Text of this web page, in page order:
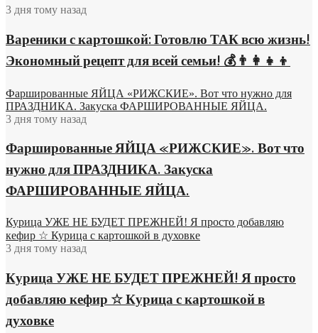
3 дня тому назад
Вареники с картошкой: Готовлю ТАК всю жизнь!
Экономный рецепт для всей семьи! 💰👨👩👧👦
Фаршированные ЯЙЦА «РИЖСКИЕ». Вот что нужно для
ПРАЗДНИКА. Закуска ФАРШИРОВАННЫЕ ЯЙЦА.
3 дня тому назад
Фаршированные ЯЙЦА «РИЖСКИЕ». Вот что
нужно для ПРАЗДНИКА. Закуска
ФАРШИРОВАННЫЕ ЯЙЦА.
Курица УЖЕ НЕ БУДЕТ ПРЕЖНЕЙ! Я просто добавляю
кефир ☆ Курица с картошкой в духовке
3 дня тому назад
Курица УЖЕ НЕ БУДЕТ ПРЕЖНЕЙ! Я просто
добавляю кефир ☆ Курица с картошкой в
духовке